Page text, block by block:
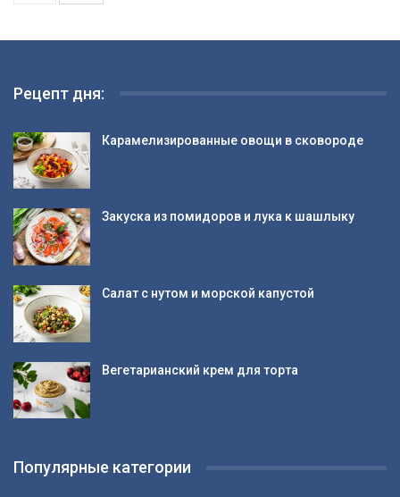
Рецепт дня:
Карамелизированные овощи в сковороде
Закуска из помидоров и лука к шашлыку
Салат с нутом и морской капустой
Вегетарианский крем для торта
Популярные категории